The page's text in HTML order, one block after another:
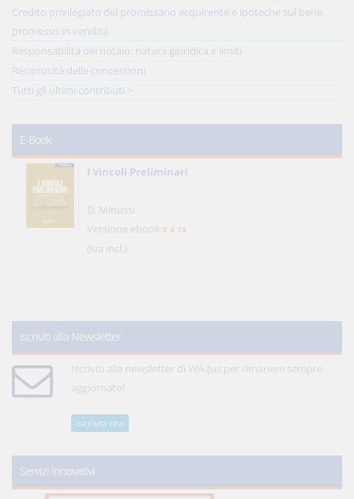
Credito privilegiato del promissario acquirente e ipoteche sul bene
promesso in vendita
Responsabilità del notaio: natura giuridica e limiti
Reciprocità delle concessioni
Tutti gli ultimi contributi >
E-Book
I Vincoli Preliminari
D. Minussi
Versione ebook € 4,19
(iva incl.)
Iscriviti alla Newsletter
Iscriviti alla newsletter di WikiJus per rimanere sempre
aggiornato!
Iscriviti ora
Servizi innovativi